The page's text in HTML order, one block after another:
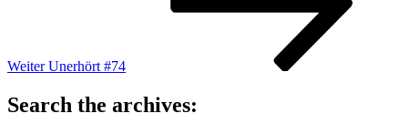
Weiter Unerhört #74
Search the archives: